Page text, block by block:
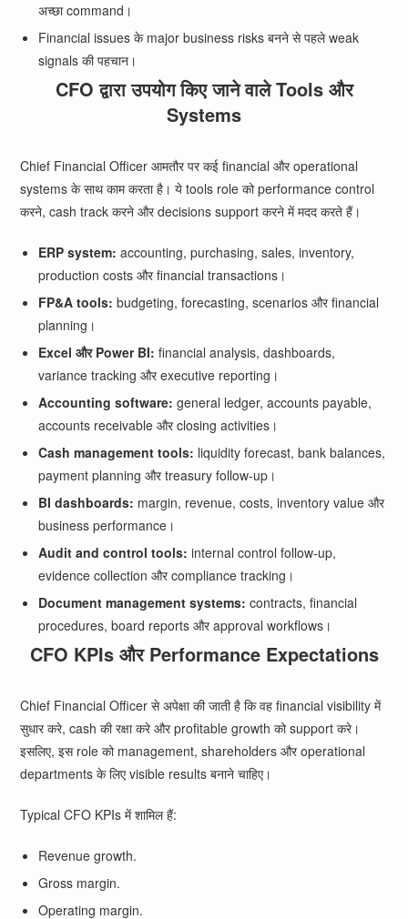
अच्छा command।
Financial issues के major business risks बनने से पहले weak
signals की पहचान।
CFO द्वारा उपयोग किए जाने वाले Tools और
Systems
Chief Financial Officer आमतौर पर कई financial और operational
systems के साथ काम करता है। ये tools role को performance control
करने, cash track करने और decisions support करने में मदद करते हैं।
ERP system: accounting, purchasing, sales, inventory,
production costs और financial transactions।
FP&A tools: budgeting, forecasting, scenarios और financial
planning।
Excel और Power BI: financial analysis, dashboards,
variance tracking और executive reporting।
Accounting software: general ledger, accounts payable,
accounts receivable और closing activities।
Cash management tools: liquidity forecast, bank balances,
payment planning और treasury follow-up।
BI dashboards: margin, revenue, costs, inventory value और
business performance।
Audit and control tools: internal control follow-up,
evidence collection और compliance tracking।
Document management systems: contracts, financial
procedures, board reports और approval workflows।
CFO KPIs और Performance Expectations
Chief Financial Officer से अपेक्षा की जाती है कि वह financial visibility में
सुधार करे, cash की रक्षा करे और profitable growth को support करे।
इसलिए, इस role को management, shareholders और operational
departments के लिए visible results बनाने चाहिए।
Typical CFO KPIs में शामिल हैं:
Revenue growth.
Gross margin.
Operating margin.